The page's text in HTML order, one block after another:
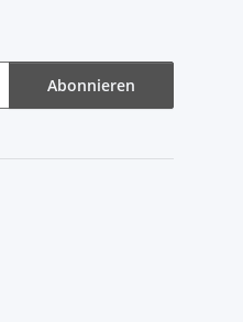
Abonnieren